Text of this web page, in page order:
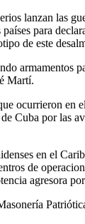
lanzan las
para
de este
armamentos
Martí.
ocurrieron
por las
en el
de
agresora